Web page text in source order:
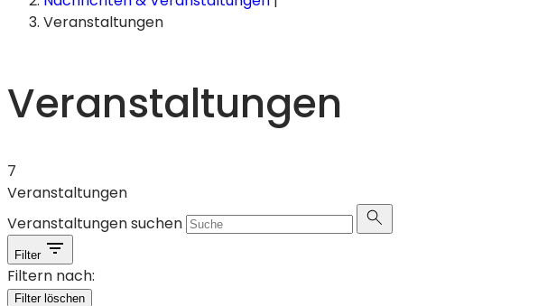
Veranstaltungen
Veranstaltungen
7
Veranstaltungen
Veranstaltungen suchen
Filter
Filtern nach:
Filter löschen